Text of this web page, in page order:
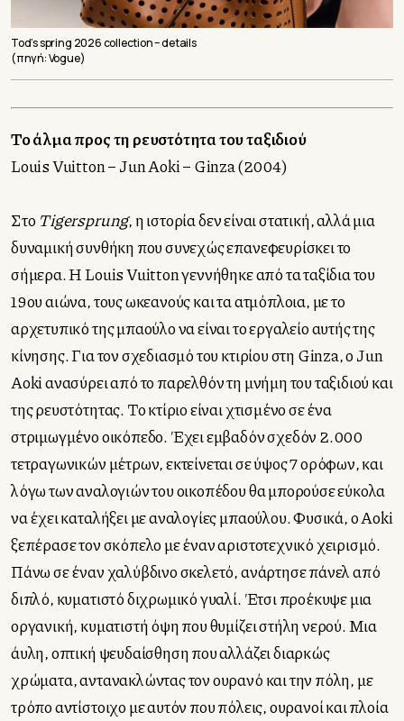
Tod’s spring 2026 collection – details
(πηγή: Vogue)
Το άλμα προς τη ρευστότητα του ταξιδιού
Louis Vuitton – Jun Aoki – Ginza (2004)
Στο Tigersprung, η ιστορία δεν είναι στατική, αλλά μια
δυναμική συνθήκη που συνεχώς επανεφευρίσκει το
σήμερα. Η Louis Vuitton γεννήθηκε από τα ταξίδια του
19ου αιώνα, τους ωκεανούς και τα ατμόπλοια, με το
αρχετυπικό της μπαούλο να είναι το εργαλείο αυτής της
κίνησης. Για τον σχεδιασμό του κτιρίου στη Ginza, ο Jun
Aoki ανασύρει από το παρελθόν τη μνήμη του ταξιδιού και
της ρευστότητας. Το κτίριο είναι χτισμένο σε ένα
στριμωγμένο οικόπεδο. Έχει εμβαδόν σχεδόν 2.000
τετραγωνικών μέτρων, εκτείνεται σε ύψος 7 ορόφων, και
λόγω των αναλογιών του οικοπέδου θα μπορούσε εύκολα
να έχει καταλήξει με αναλογίες μπαούλου. Φυσικά, ο Aoki
ξεπέρασε τον σκόπελο με έναν αριστοτεχνικό χειρισμό.
Πάνω σε έναν χαλύβδινο σκελετό, ανάρτησε πάνελ από
διπλό, κυματιστό διχρωμικό γυαλί. Έτσι προέκυψε μια
οργανική, κυματιστή όψη που θυμίζει στήλη νερού. Μια
άυλη, οπτική ψευδαίσθηση που αλλάζει διαρκώς
χρώματα, αντανακλώντας τον ουρανό και την πόλη, με
τρόπο αντίστοιχο με αυτόν που πόλεις, ουρανοί και πλοία